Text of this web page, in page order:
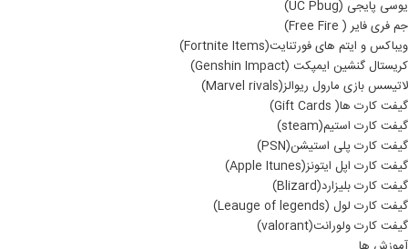
یوسی پایجی (UC Pbug)
جم فری فایر ( Free Fire)
ویباکس و ایتم های فورتنایت(Fortnite Items)
کریستال گنشین ایمپکت (Genshin Impact)
لاتیسس بازی مارول ریوالز(Marvel rivals)
گیفت کارت ها( Gift Cards)
گیفت کارت استیم(steam)
گیفت کارت پلی استیشن(PSN)
گیفت کارت اپل ایتونز(Apple Itunes)
گیفت کارت بلیزارد(Blizard)
گیفت کارت لول (Leauge of legends)
گیفت کارت ولورانت(valorant)